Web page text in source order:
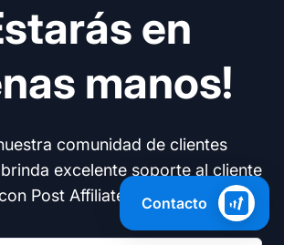
en
manos!
comunidad de clientes
excelente soporte al cliente
Post Affiliate Pro.Contacto